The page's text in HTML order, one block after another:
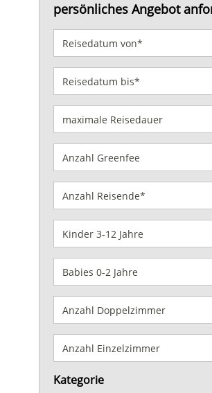
persönliches Angebot
Kategorie